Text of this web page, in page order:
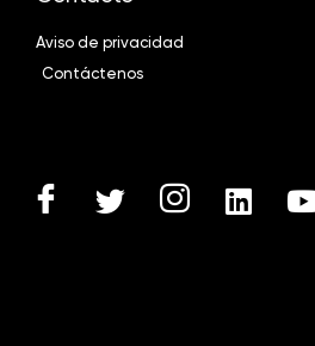
Aviso de privacidad
Contáctenos